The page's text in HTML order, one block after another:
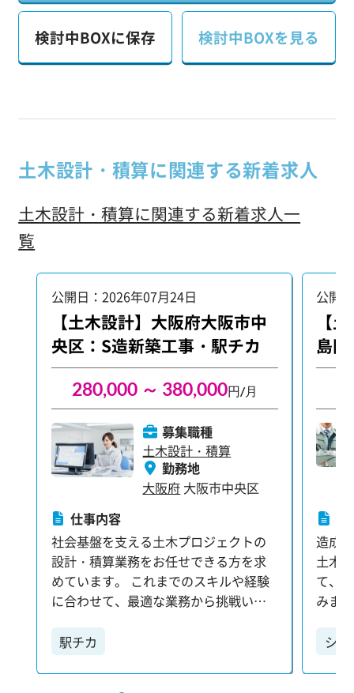
検討中BOXに保存 検討中BOXを見る
土木設計・積算に関連する新着求人
土木設計・積算に関連する新着求人一
覧
公開日：2026年07月24日
【土木設計】大阪府大阪市中
央区：S造新築工事・駅チカ
280,000 ～ 380,000円/月
募集職種
土木設計・積算
勤務地
大阪府 大阪市中央区
仕事内容
社会基盤を支える土木プロジェクトの
設計・積算業務をお任せできる方を求
めています。 これまでのスキルや経験
に合わせて、最適な業務から挑戦いた
ら】 ・設計プランの検討と最適化 ・関
係者との打ち合わせ ・詳細な積算業務
・各種申請書類の作成 あなたの能力の
駅チカ
公開
【
島
造成
土木
て、
みま
ようサ
内容
せ（
シニ
大手